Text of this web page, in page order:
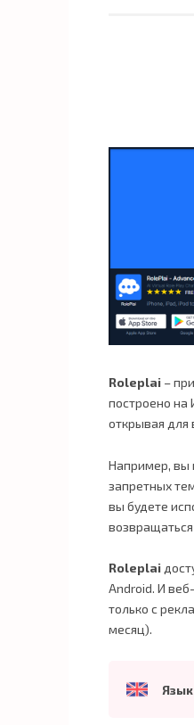
Roleplai –
построено на
открывая
Например, вы
запретных
вы будете
Roleplai
Android. И
только с
месяц).